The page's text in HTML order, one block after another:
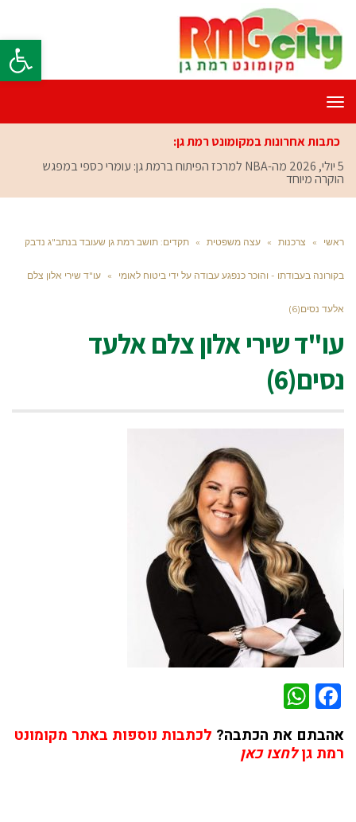
פתח
תפריט
כתבות אחרונות במקומונט רמת גן:
5 יולי, 2026
מה-NBA למרכז הפיתוח ברמת גן: עומרי כספי במפגש
הוקרה מיוחד
ראשי » צרכנות » עצה משפטית » תקדים: תושב רמת גן שעובד בנתב"ג נדבק
בקורונה בעבודתו - והוכר כנפגע עבודה על ידי ביטוח לאומי » עו"ד שירי אלון צלם
אלעד נסים(6)
עו"ד שירי אלון צלם אלעד
נסים(6)
Facebook
אהבתם את הכתבה? לכתבות נוספות באתר מקומונט
רמת גןלחצו כאן